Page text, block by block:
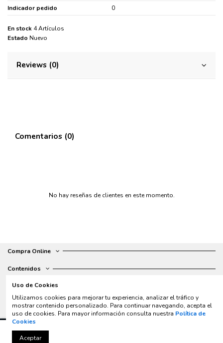
Indicador pedido
0
En stock 4 Artículos
Estado Nuevo
Reviews (0)
Comentarios (0)
No hay reseñas de clientes en este momento.
Compra Online
Contenidos
Contacto
Horario de servicio
Uso de Cookies
Utilizamos cookies para mejorar tu experiencia, analizar el tráfico y
mostrar contenido personalizado. Para continuar navegando, acepta el
uso de cookies. Para mayor información consulta nuestra Política de
Cookies
Aceptar